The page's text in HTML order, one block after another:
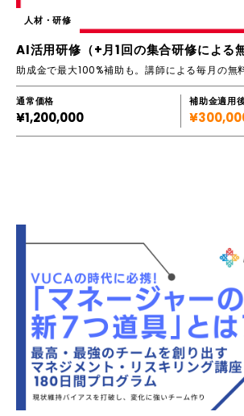
人材・研修
通常価格
¥1,200,000
補助金適用